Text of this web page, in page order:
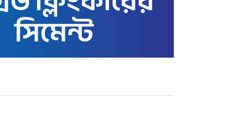
বিক্রি হচ্ছে
কাতারে বাংলাদেশ এমএইচএম